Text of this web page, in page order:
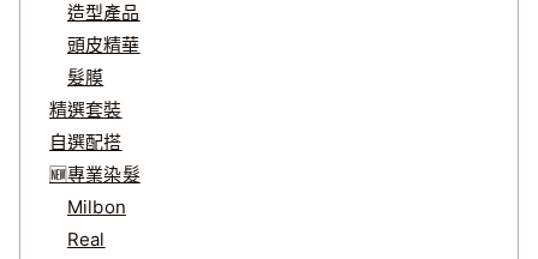
造型產品
頭皮精華
髮膜
精選套裝
自選配搭
🆕專業染髮
Milbon
Real